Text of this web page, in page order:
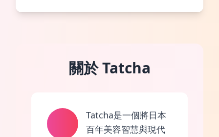
關於 Tatcha
Tatcha是一個將日本
百年美容智慧與現代